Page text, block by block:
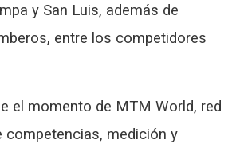
y San Luis, además de
entre los competidores
el momento de MTM World, red
competencias, medición y